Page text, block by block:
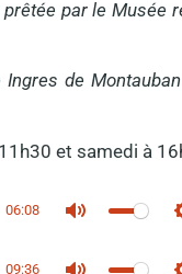
par le Musée
de
et samedi à
06:08
09:36